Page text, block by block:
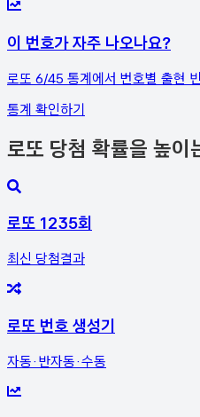
이 번호가 자주 나오나요?
로또 6/45 통계에서 번호별 출현
통계 확인하기
로또 당첨 확률을 높이
로또 1235회
최신 당첨결과
로또 번호 생성기
자동·반자동·수동